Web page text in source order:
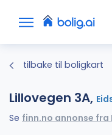
tilbake til boligkart
Lillovegen 3A,
Se finn.no annonse fra